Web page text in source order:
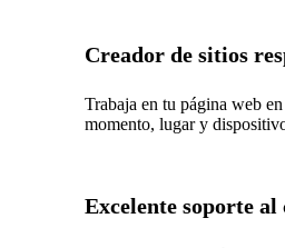
Creador de sitios
Trabaja en tu página web
momento, lugar y
Excelente soporte al